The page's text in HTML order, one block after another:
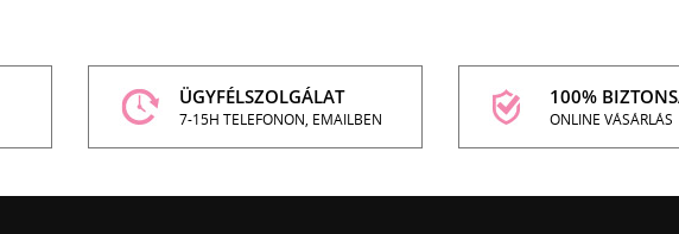
ÜGYFÉLSZOLGÁLAT
7-15H TELEFONON, EMAILBEN
100%
ONLINE VÁSÁRLÁS